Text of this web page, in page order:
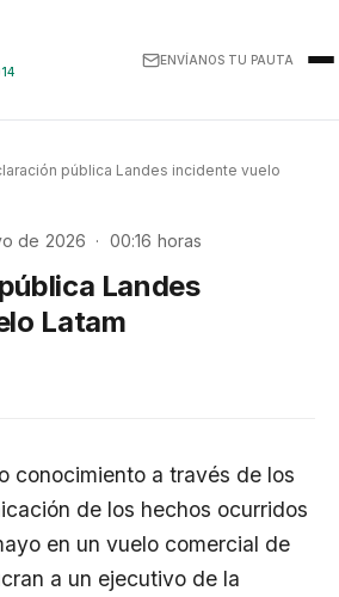
ENVÍANOS TU PAUTA
pública Landes incidente vuelo
de 2026 · 00:16 horas
Landes
Latam
conocimiento a través de los
de los hechos ocurridos
en un vuelo comercial de
a un ejecutivo de la